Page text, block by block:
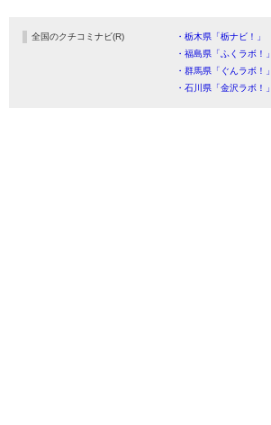
全国のクチコミナビ(R) ・栃木県「栃ナビ！」
・福島県「ふくラボ！」
・群馬県「ぐんラボ！」
・石川県「金沢ラボ！」